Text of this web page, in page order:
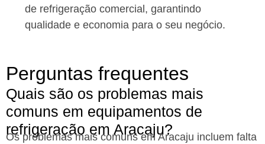
de refrigeração comercial, garantindo
qualidade e economia para o seu negócio.
Perguntas frequentes
Quais são os problemas mais
comuns em equipamentos de
refrigeração em Aracaju?
Os problemas mais comuns em Aracaju incluem falta